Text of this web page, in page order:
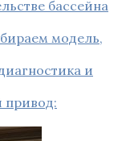
бассейна
модель,
и
привод: